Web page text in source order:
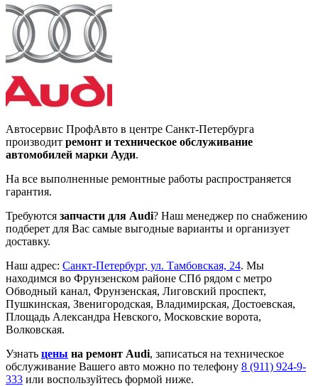
Автосервис ПрофАвто в центре Санкт-Петербурга
производит ремонт и техническое обслуживание
автомобилей марки Ауди.
На все выполненные ремонтные работы распространяется
гарантия.
Требуются запчасти для Audi? Наш менеджер по снабжению
подберет для Вас самые выгодные варианты и организует
доставку.
Наш адрес: Санкт-Петербург, ул. Тамбовская, 24. Мы
находимся во Фрунзенском районе СПб рядом с метро
Обводный канал, Фрунзенская, Лиговский проспект,
Пушкинская, Звенигородская, Владимирская, Достоевская,
Площадь Александра Невского, Московские ворота,
Волковская.
Узнать цены на ремонт Audi, записаться на техническое
обслуживание Вашего авто можно по телефону 8 (911) 924-9-
333 или воспользуйтесь формой ниже.